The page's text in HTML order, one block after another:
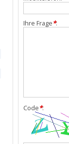
Ihre Frage*:
Code*: